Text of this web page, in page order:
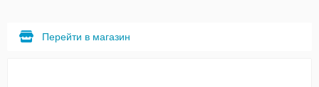
Перейти в магазин